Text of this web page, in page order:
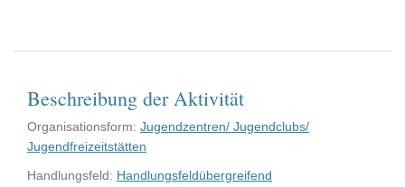
Beschreibung der Aktivität
Organisationsform: Jugendzentren/ Jugendclubs/
Jugendfreizeitstätten
Handlungsfeld: Handlungsfeldübergreifend